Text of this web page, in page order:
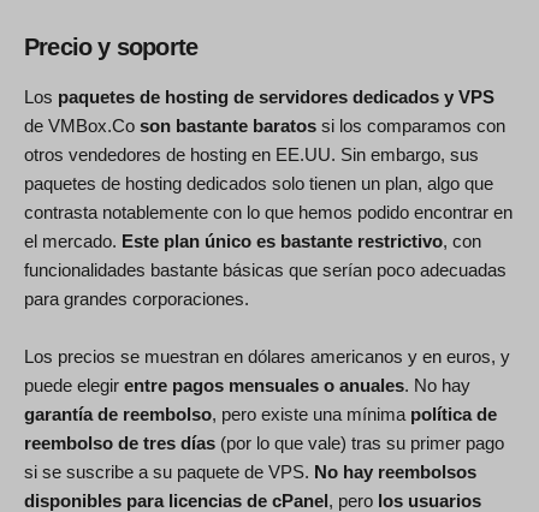
Precio y soporte
Los paquetes de hosting de servidores dedicados y VPS
de VMBox.Co son bastante baratos si los comparamos con
otros vendedores de hosting en EE.UU. Sin embargo, sus
paquetes de hosting dedicados solo tienen un plan, algo que
contrasta notablemente con lo que hemos podido encontrar en
el mercado. Este plan único es bastante restrictivo, con
funcionalidades bastante básicas que serían poco adecuadas
para grandes corporaciones.
Los precios se muestran en dólares americanos y en euros, y
puede elegir entre pagos mensuales o anuales. No hay
garantía de reembolso, pero existe una mínima política de
reembolso de tres días (por lo que vale) tras su primer pago
si se suscribe a su paquete de VPS. No hay reembolsos
disponibles para licencias de cPanel, pero los usuarios